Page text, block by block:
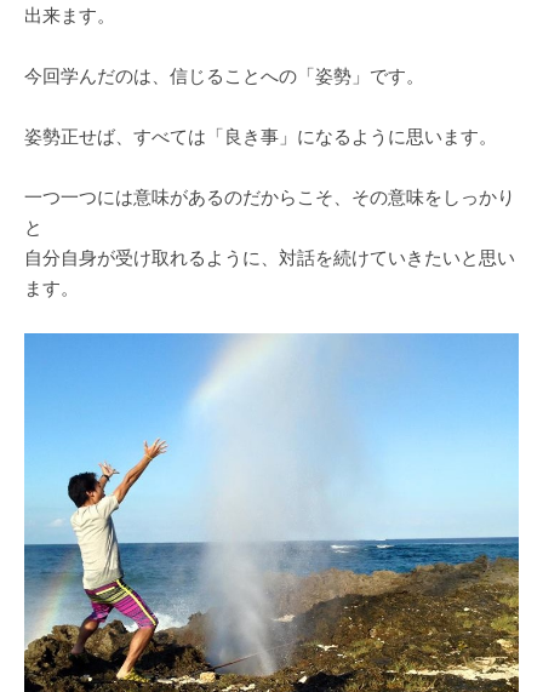
出来ます。
今回学んだのは、信じることへの「姿勢」です。
姿勢正せば、すべては「良き事」になるように思います。
一つ一つには意味があるのだからこそ、その意味をしっかり
と
自分自身が受け取れるように、対話を続けていきたいと思い
ます。